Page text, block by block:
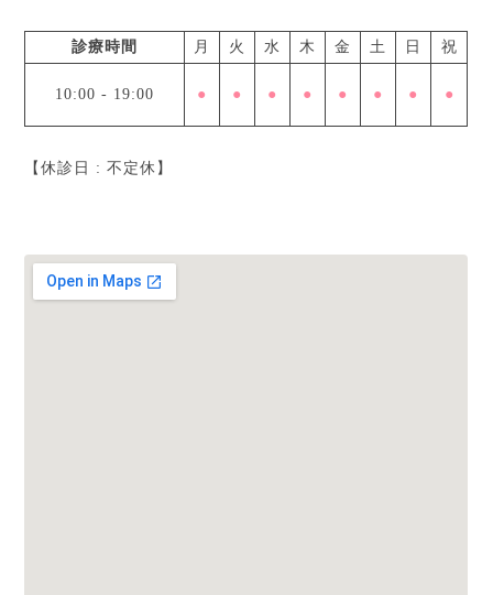
診療時間 月 火 水 木 金 土 日 祝
10:00 - 19:00 ● ● ● ● ● ● ● ●
【休診日 : 不定休】